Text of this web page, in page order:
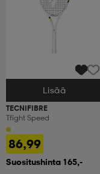
Valitse Koko
Lisää
TECNIFIBRE
Tfight Speed
86,99
Suositushinta 165,-